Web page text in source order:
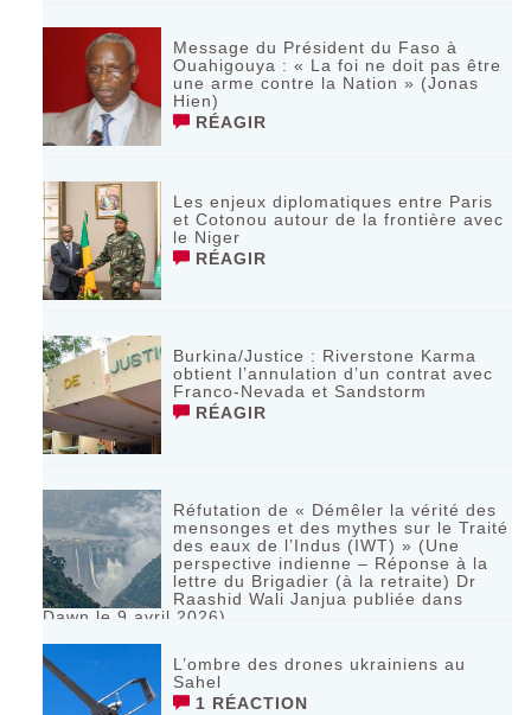
Message du Président du Faso à
Ouahigouya : « La foi ne doit pas être
une arme contre la Nation » (Jonas
Hien)
RÉAGIR
Les enjeux diplomatiques entre Paris
et Cotonou autour de la frontière avec
le Niger
RÉAGIR
Burkina/Justice : Riverstone Karma
obtient l’annulation d’un contrat avec
Franco-Nevada et Sandstorm
RÉAGIR
Réfutation de « Démêler la vérité des
mensonges et des mythes sur le Traité
des eaux de l’Indus (IWT) » (Une
perspective indienne – Réponse à la
lettre du Brigadier (à la retraite) Dr
Raashid Wali Janjua publiée dans
Dawn le 9 avril 2026)
L’ombre des drones ukrainiens au
Sahel
1 RÉACTION